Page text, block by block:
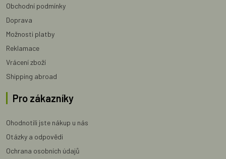
Obchodní podmínky
Doprava
Možnosti platby
Reklamace
Vrácení zboží
Shipping abroad
Pro zákazníky
Ohodnotili jste nákup u nás
Otázky a odpovědi
Ochrana osobních údajů